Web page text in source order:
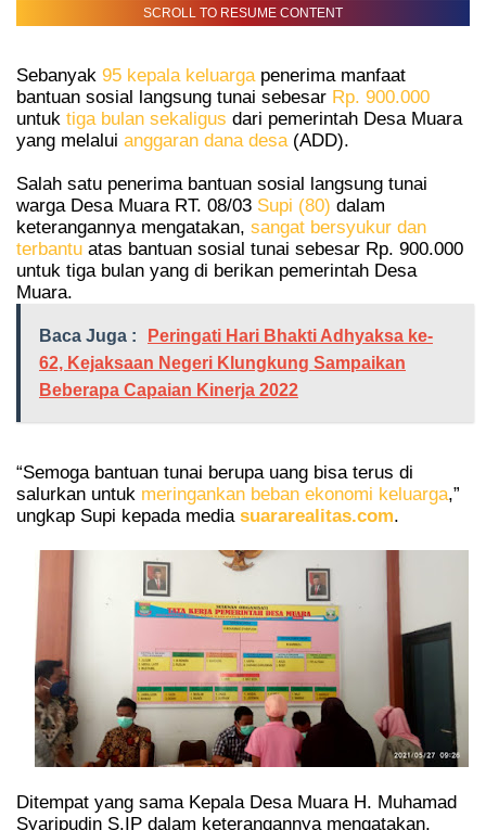
SCROLL TO RESUME CONTENT
Sebanyak 95 kepala keluarga penerima manfaat
bantuan sosial langsung tunai sebesar Rp. 900.000
untuk tiga bulan sekaligus dari pemerintah Desa Muara
yang melalui anggaran dana desa (ADD).
Salah satu penerima bantuan sosial langsung tunai
warga Desa Muara RT. 08/03 Supi (80) dalam
keterangannya mengatakan, sangat bersyukur dan
terbantu atas bantuan sosial tunai sebesar Rp. 900.000
untuk tiga bulan yang di berikan pemerintah Desa
Muara.
Baca Juga :
Peringati Hari Bhakti Adhyaksa ke-
62, Kejaksaan Negeri Klungkung Sampaikan
Beberapa Capaian Kinerja 2022
“Semoga bantuan tunai berupa uang bisa terus di
salurkan untuk meringankan beban ekonomi keluarga,”
ungkap Supi kepada media suararealitas.com.
Ditempat yang sama Kepala Desa Muara H. Muhamad
Syaripudin S.IP dalam keterangannya mengatakan,